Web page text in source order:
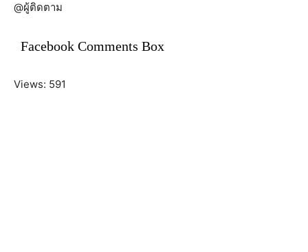
@ผู้ติดตาม
Facebook Comments Box
Views: 591